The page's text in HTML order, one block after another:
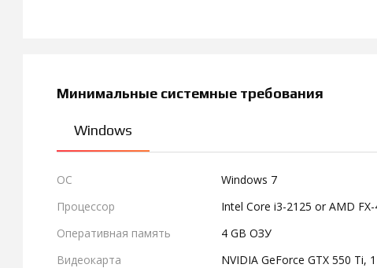
Минимальные системные требования
Windows
ОС
Windows 7
Процессор
Intel Core i3-2125 or AMD FX-
Оперативная память
4 GB ОЗУ
Видеокарта
NVIDIA GeForce GTX 550 Ti,